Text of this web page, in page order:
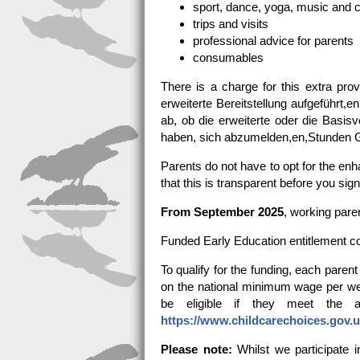
sport, dance, yoga, music and
trips and visits
professional advice for parents
consumables
There is a charge for this extra
erweiterte Bereitstellung
ab, ob die erweiterte oder die
haben, sich abzumelden,en,Stunden
Parents do not have to opt for the
that this is transparent before you
From September 2025, working
Funded Early Education entitlement
To qualify for the funding, each
on the national minimum wage per
be eligible if they meet the
https://
Please note: Whilst we participate